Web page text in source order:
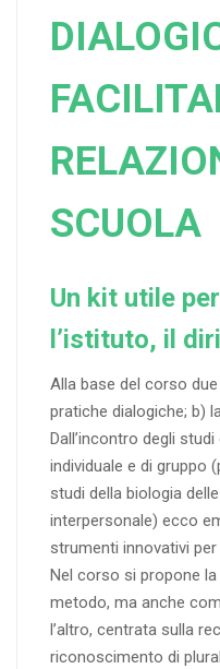
SCUOLA
Un kit utile
l’istituto, il
Alla base del corso
pratiche dialogiche; b)
Dall’incontro degli
individuale e di gruppo
studi della biologia
interpersonale) ecco
strumenti innovativi per
Nel corso si propone
metodo, ma anche
l’altro, centrata sulla
riconoscimento di